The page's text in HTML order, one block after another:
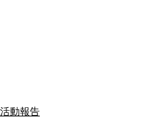
活動報告